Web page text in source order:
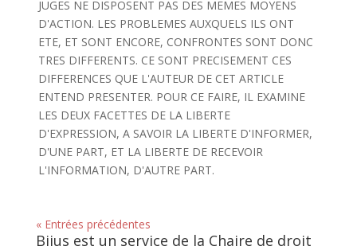
JUGES NE DISPOSENT PAS DES MEMES MOYENS
D'ACTION. LES PROBLEMES AUXQUELS ILS ONT
ETE, ET SONT ENCORE, CONFRONTES SONT DONC
TRES DIFFERENTS. CE SONT PRECISEMENT CES
DIFFERENCES QUE L'AUTEUR DE CET ARTICLE
ENTEND PRESENTER. POUR CE FAIRE, IL EXAMINE
LES DEUX FACETTES DE LA LIBERTE
D'EXPRESSION, A SAVOIR LA LIBERTE D'INFORMER,
D'UNE PART, ET LA LIBERTE DE RECEVOIR
L'INFORMATION, D'AUTRE PART.
« Entrées précédentes
Bijus est un service de la Chaire de droit